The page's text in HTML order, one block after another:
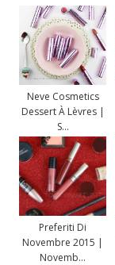
Neve Cosmetics
Dessert À Lèvres |
S...
Preferiti Di
Novembre 2015 |
Novemb...